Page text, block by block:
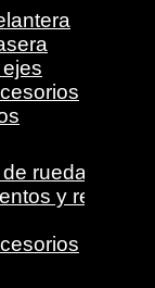
ruedas
y retenes